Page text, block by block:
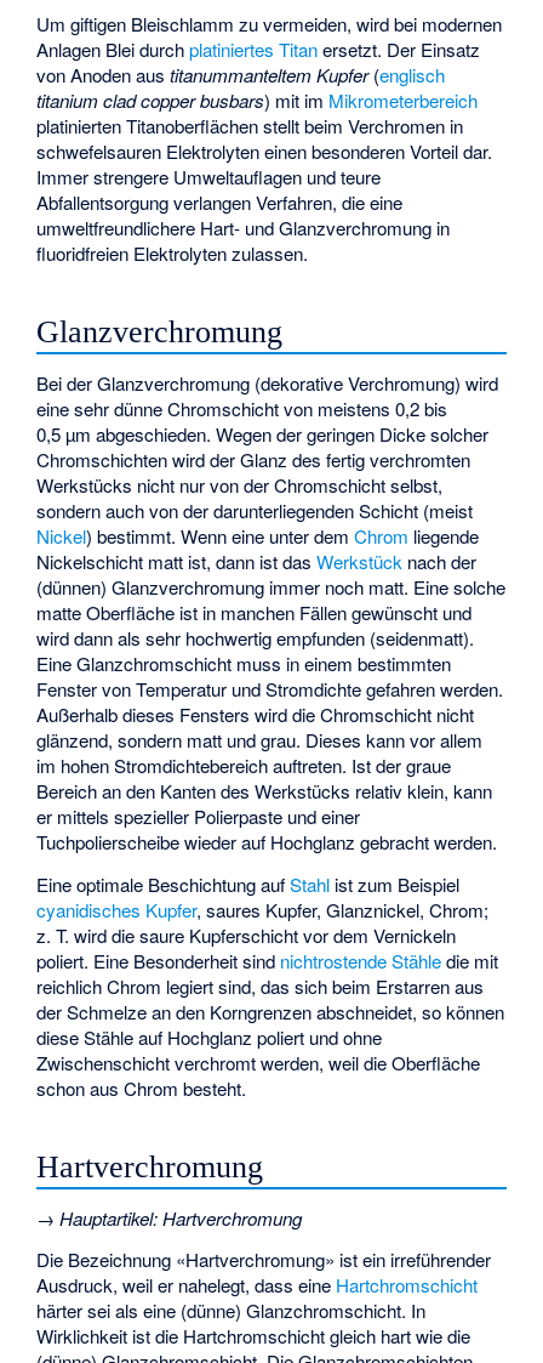
Um giftigen Bleischlamm zu vermeiden, wird bei modernen
Anlagen Blei durchplatiniertes Titanersetzt. Der Einsatz
von Anoden austitanummanteltem Kupfer(englisch
titanium clad copper busbars) mit im Mikrometerbereich
platinierten Titanoberflächen stellt beim Verchromen in
schwefelsauren Elektrolyten einen besonderen Vorteil dar.
Immer strengere Umweltauflagen und teure
Abfallentsorgung verlangen Verfahren, die eine
umweltfreundlichere Hart- und Glanzverchromung in
fluoridfreien Elektrolyten zulassen.
Glanzverchromung
Bei der Glanzverchromung (dekorative Verchromung) wird
eine sehr dünne Chromschicht von meistens 0,2 bis
0,5 µm abgeschieden. Wegen der geringen Dicke solcher
Chromschichten wird der Glanz des fertig verchromten
Werkstücks nicht nur von der Chromschicht selbst,
sondern auch von der darunterliegenden Schicht (meist
Nickel) bestimmt. Wenn eine unter demChrom liegende
Nickelschicht matt ist, dann ist dasWerkstück nach der
(dünnen) Glanzverchromung immer noch matt. Eine solche
matte Oberfläche ist in manchen Fällen gewünscht und
wird dann als sehr hochwertig empfunden (seidenmatt).
Eine Glanzchromschicht muss in einem bestimmten
Fenster von Temperatur und Stromdichte gefahren werden.
Außerhalb dieses Fensters wird die Chromschicht nicht
glänzend, sondern matt und grau. Dieses kann vor allem
im hohen Stromdichtebereich auftreten. Ist der graue
Bereich an den Kanten des Werkstücks relativ klein, kann
er mittels spezieller Polierpaste und einer
Tuchpolierscheibe wieder auf Hochglanz gebracht werden.
Eine optimale Beschichtung aufStahl ist zum Beispiel
cyanidisches Kupfer, saures Kupfer, Glanznickel, Chrom;
z. T. wird die saure Kupferschicht vor dem Vernickeln
poliert. Eine Besonderheit sind nichtrostende Stähledie mit
reichlich Chrom legiert sind, das sich beim Erstarren aus
der Schmelze an den Korngrenzen abschneidet, so können
diese Stähle auf Hochglanz poliert und ohne
Zwischenschicht verchromt werden, weil die Oberfläche
schon aus Chrom besteht.
Hartverchromung
→Hauptartikel:Hartverchromung
Die Bezeichnung «Hartverchromung» ist ein irreführender
Ausdruck, weil er nahelegt, dass eine Hartchromschicht
härter sei als eine (dünne) Glanzchromschicht. In
Wirklichkeit ist die Hartchromschicht gleich hart wie die